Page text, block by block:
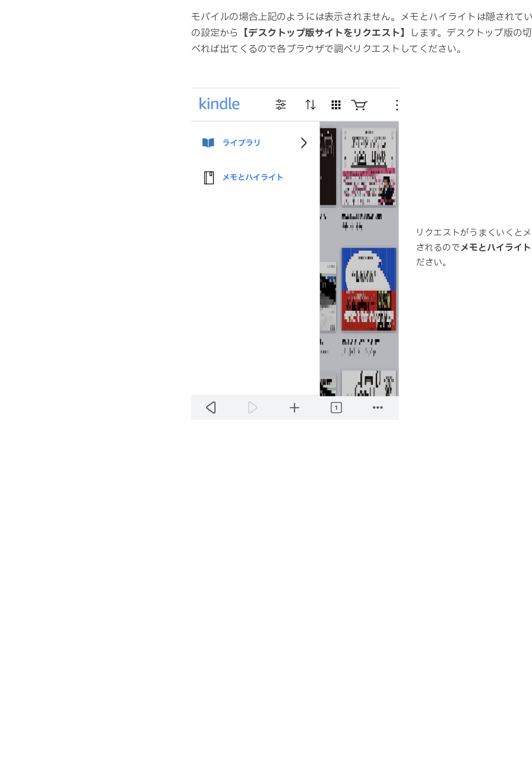
モバイルの場合上記のようには表示されません。メモとハイライトは隠されて
の設定から 【デスクトップ版サイトをリクエスト】 します。デスクトップ版の
べれば出てくるので各ブラウザで調べリクエストしてください。
リクエストがうまくいくと
されるのでメモとハイライト
ださい。